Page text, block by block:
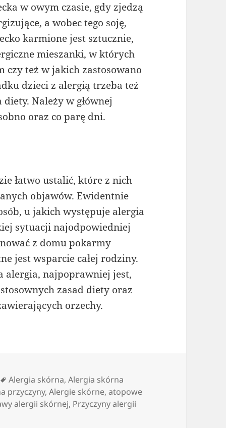
w owym czasie, gdy zjedzą
a wobec tego soję,
karmione jest sztucznie,
mieszanki, w których
czy też w jakich zastosowano
dzieci z alergią trzeba też
Należy w głównej
oraz co parę dni.
łatwo ustalić, które z nich
objawów. Ewidentnie
u jakich występuje alergia
sytuacji najodpowiedniej
z domu pokarmy
jest wsparcie całej rodziny.
alergia, najpoprawniej jest,
zasad diety oraz
orzechy.
Tagi
Alergia skórna,Alergia skórna
przyczyny,Alergie skórne,atopowe
alergii skórnej, Przyczyny alergii